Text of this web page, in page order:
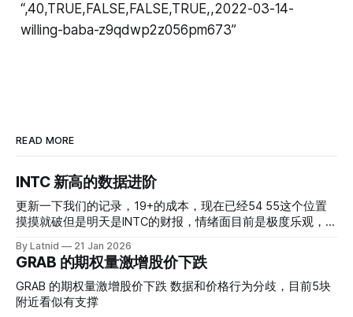
“,40,TRUE,FALSE,FALSE,TRUE,,2022-03-14-
willing-baba-z9qdwp2z056pm673”
READ MORE
INTC 新高的数据进阶
更新一下我们的记录，19+的成本，现在已经54 55这个位置
摸摸就破但是明天是INTC的财报，情绪面目前是极度乐观，反
是突破前的支撑CC感觉可以做，放远些, 因为18A的经验还未
真正得到普遍大众的关注，当然财报可以继续出新消息顶一下
压力位置。 数据在70驻扎 整体呈现 47 – 60 短期位置
By Latnid 21 Jan 2026
GRAB 的期权量激增股价下跌
GRAB 的期权量激增股价下跌 数据和价格行为分歧，目前5块
附近看似有支撑